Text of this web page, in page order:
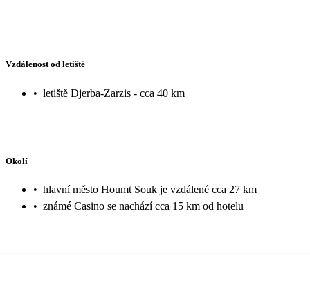
Vzdálenost od letiště
• letiště Djerba-Zarzis - cca 40 km
Okolí
• hlavní město Houmt Souk je vzdálené cca 27 km
• známé Casino se nachází cca 15 km od hotelu